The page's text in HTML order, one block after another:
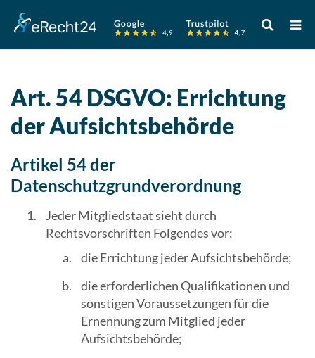
Verwende
die
Pfeile
und
zum
Art. 54 DSGVO: Errichtung
der Aufsichtsbehörde
Artikel 54 der
Datenschutzgrundverordnung
Jeder Mitgliedstaat sieht durch
Rechtsvorschriften Folgendes vor:
die Errichtung jeder Aufsichtsbehörde;
die erforderlichen Qualifikationen und
sonstigen Voraussetzungen für die
Ernennung zum Mitglied jeder
Aufsichtsbehörde;